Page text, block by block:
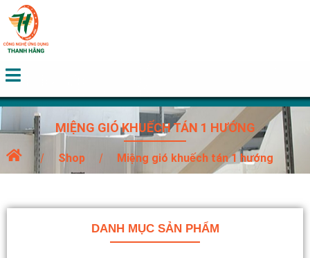
MIỆNG GIÓ KHUẾCH TÁN 1 HƯỚNG
Shop Miệng gió khuếch tán 1 hướng
DANH MỤC SẢN PHẨM